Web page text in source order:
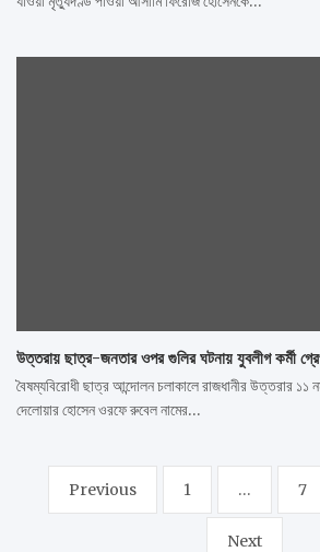
উত্তরায় ছাত্র-জনতার ওপর গুলির ঘটনায় যুবলীগ কর্মী
বৈষম্যবিরোধী ছাত্র আন্দোলন চলাকালে রাজধানীর উত্তরার ১১
দেলোয়ার হোসেন ওরফে রুবেল নামের…
Posts
pagination
Previous 1 … 7
Next